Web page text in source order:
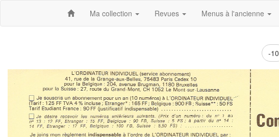
Ma collection Revues Menus à l'ancienne
-10